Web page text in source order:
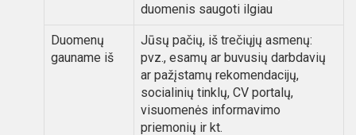
duomenis saugoti ilgiau
Duomenų
gauname iš
Jūsų pačių, iš trečiųjų asmenų:
pvz., esamų ar buvusių darbdavių
ar pažįstamų rekomendacijų,
socialinių tinklų, CV portalų,
visuomenės informavimo
priemonių ir kt.